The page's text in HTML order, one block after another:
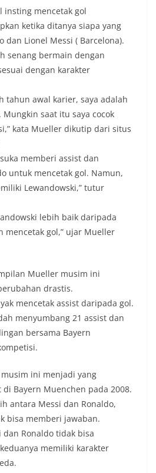
insting mencetak gol
ketika ditanya siapa yang
dan Lionel Messi ( Barcelona).
senang bermain dengan
dengan karakter
tahun awal karier, saya adalah
saat itu saya cocok
kata Mueller dikutip dari situs
memberi assist dan
untuk mencetak gol. Namun,
Lewandowski,” tutur
lebih baik daripada
mencetak gol,” ujar Mueller
Mueller musim ini
drastis.
mencetak assist daripada gol.
menyumbang 21 assist dan
bersama Bayern
ini menjadi yang
Bayern Muenchen pada 2008.
antara Messi dan Ronaldo,
bisa memberi jawaban.
Ronaldo tidak bisa
memiliki karakter